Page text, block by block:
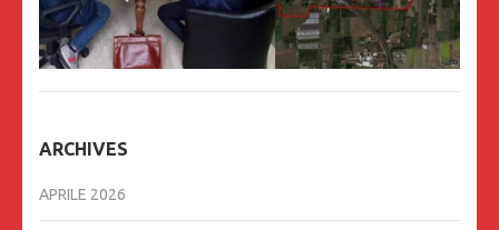
ARCHIVES
APRILE 2026